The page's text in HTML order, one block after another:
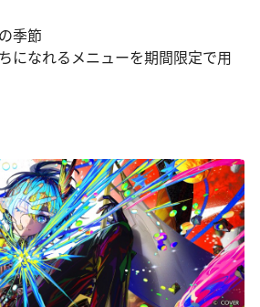
季節
になれるメニューを期間限定で用
ン ···